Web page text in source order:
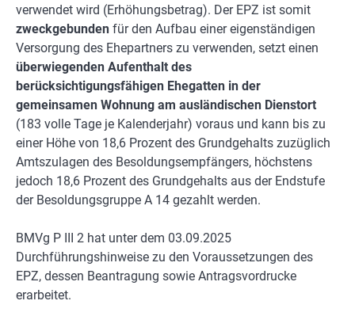
verwendet wird (Erhöhungsbetrag). Der EPZ ist somit
zweckgebunden für den Aufbau einer eigenständigen
Versorgung des Ehepartners zu verwenden, setzt einen
überwiegenden Aufenthalt des
berücksichtigungsfähigen Ehegatten in der
gemeinsamen Wohnung am ausländischen Dienstort
(183 volle Tage je Kalenderjahr) voraus und kann bis zu
einer Höhe von 18,6 Prozent des Grundgehalts zuzüglich
Amtszulagen des Besoldungsempfängers, höchstens
jedoch 18,6 Prozent des Grundgehalts aus der Endstufe
der Besoldungsgruppe A 14 gezahlt werden.
BMVg P III 2 hat unter dem 03.09.2025
Durchführungshinweise zu den Voraussetzungen des
EPZ, dessen Beantragung sowie Antragsvordrucke
erarbeitet.